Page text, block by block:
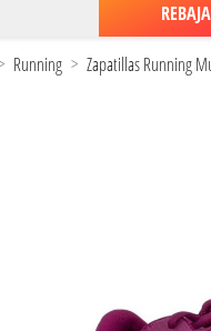
Running Zapatillas Running